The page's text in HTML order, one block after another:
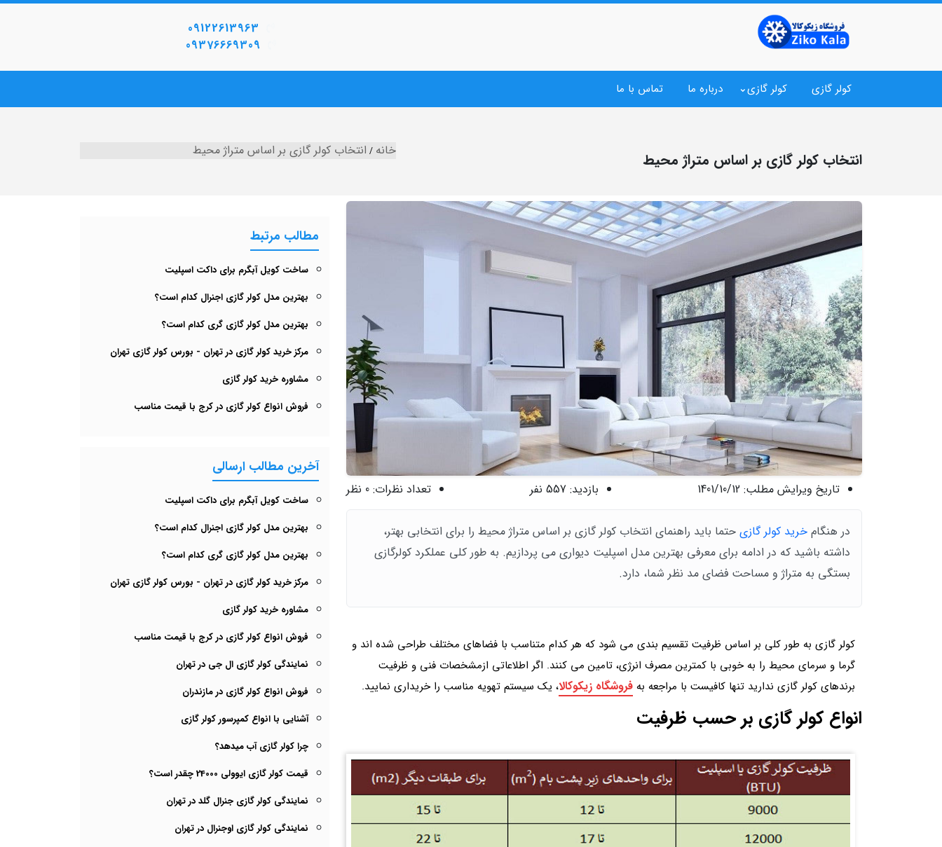
09122613963
09376669309
کولر گازی کولر گازی درباره ما تماس با ما
انتخاب کولر گازی بر اساس متراژ محیط خانه انتخاب کولر گازی بر اساس متراژ محیط
تاریخ ویرایش مطلب: 1401/10/12 بازدید: 557 نفر تعداد نظرات: 0 نظر
در هنگام خرید کولر گازی حتما باید راهنمای انتخاب کولر گازی بر اساس متراژ محیط را برای انتخابی بهتر،
داشته باشید که در ادامه برای معرفی بهترین مدل اسپلیت دیواری می پردازیم. به طور کلی عملکرد کولرگازی
بستگی به متراژ و مساحت فضای مد نظر شما، دارد.
کولر گازی به طور کلی بر اساس ظرفیت تقسیم بندی می شود که هر کدام متناسب با فضاهای مختلف طراحی شده اند و
گرما و سرمای محیط را به خوبی با کمترین مصرف انرژی، تامین می کنند. اگر اطلاعاتی ازمشخصات فنی و ظرفیت
برندهای کولر گازی ندارید تنها کافیست با مراجعه به فروشگاه زیکوکالا، یک سیستم تهویه مناسب را خریداری نمایید.
انواع کولر گازی بر حسب ظرفیت
مطالب مرتبط
ساخت کویل آبگرم برای داکت اسپلیت
بهترین مدل کولر گازی اجنرال کدام است؟
بهترین مدل کولر گازی گری کدام است؟
مرکز خرید کولر گازی در تهران - بورس کولر گازی تهران
مشاوره خرید کولر گازی
فروش انواع کولر گازی در کرج با قیمت مناسب
آخرین مطالب ارسالی
ساخت کویل آبگرم برای داکت اسپلیت
بهترین مدل کولر گازی اجنرال کدام است؟
بهترین مدل کولر گازی گری کدام است؟
مرکز خرید کولر گازی در تهران - بورس کولر گازی تهران
مشاوره خرید کولر گازی
فروش انواع کولر گازی در کرج با قیمت مناسب
نمایندگی کولر گازی ال جی در تهران
فروش انواع کولر گازی در مازندران
آشنایی با انواع کمپرسور کولر گازی
چرا کولر گازی آب میدهد؟
قیمت کولر گازی ایوولی 24000 چقدر است؟
نمایندگی کولر گازی جنرال گلد در تهران
نمایندگی کولر گازی اوجنرال در تهران